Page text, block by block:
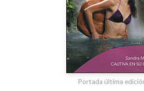
Portada última